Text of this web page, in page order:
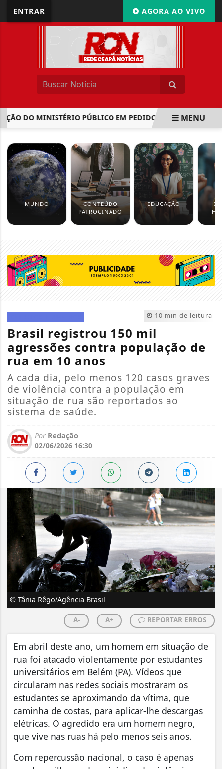
ENTRAR AGORA AO VIVO
DO MINISTÉRIO PÚBLICO EM PEDIDO DE PENSÃO...MENU
MUNDO
CONTEÚDO
PATROCINADO
EDUCAÇÃO
10 min de leitura
Brasil registrou 150 mil
agressões contra população de
rua em 10 anos
A cada dia, pelo menos 120 casos graves
de violência contra a população em
situação de rua são reportados ao
sistema de saúde.
Por Redação
02/06/2026 16:30
© Tânia Rêgo/Agência Brasil
A- A+ REPORTAR ERROS
Em abril deste ano, um homem em situação de
rua foi atacado violentamente por estudantes
universitários em Belém (PA). Vídeos que
circularam nas redes sociais mostraram os
estudantes se aproximando da vítima, que
caminha de costas, para aplicar-lhe descargas
elétricas. O agredido era um homem negro,
que vive nas ruas há pelo menos seis anos.
Com repercussão nacional, o caso é apenas